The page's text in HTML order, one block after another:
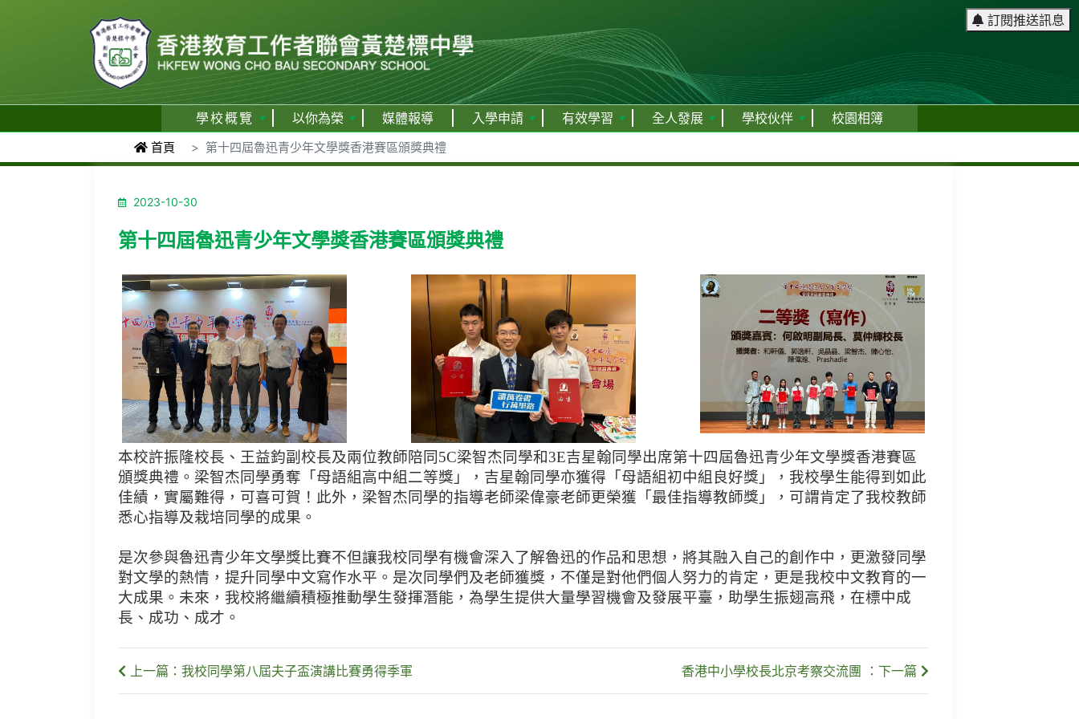
訂閱推送訊息
學校概覽 以你為榮 媒體報導 入學申請 有效學習 全人發展 學校伙伴 校園相簿
首頁 第十四屆魯迅青少年文學獎香港賽區頒獎典禮
2023-10-30
第十四屆魯迅青少年文學獎香港賽區頒獎典禮
本校許振隆校長、王益鈞副校長及兩位教師陪同5C梁智杰同學和3E吉星翰同學出席第十四屆魯迅青少年文學獎香港賽區
頒獎典禮。梁智杰同學勇奪「母語組高中組二等獎」，吉星翰同學亦獲得「母語組初中組良好獎」，我校學生能得到如此
佳績，實屬難得，可喜可賀！此外，梁智杰同學的指導老師梁偉豪老師更榮獲「最佳指導教師獎」，可謂肯定了我校教師
悉心指導及栽培同學的成果。
是次參與魯迅青少年文學獎比賽不但讓我校同學有機會深入了解魯迅的作品和思想，將其融入自己的創作中，更激發同學
對文學的熱情，提升同學中文寫作水平。是次同學們及老師獲獎，不僅是對他們個人努力的肯定，更是我校中文教育的一
大成果。未來，我校將繼續積極推動學生發揮潛能，為學生提供大量學習機會及發展平臺，助學生振翅高飛，在標中成
長、成功、成才。
上一篇：我校同學第八屆夫子盃演講比賽勇得季軍 香港中小學校長北京考察交流團 ：下一篇